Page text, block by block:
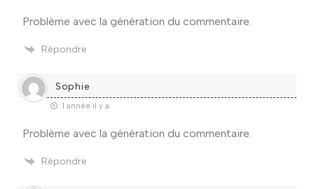
Problème avec la génération du commentaire.
Répondre
Sophie
1 année il y a
Problème avec la génération du commentaire.
Répondre